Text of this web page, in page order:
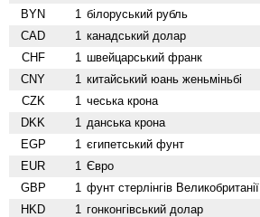
BYN 1 білоруський рубль
CAD 1 канадський долар
CHF 1 швейцарський франк
CNY 1 китайський юань женьмiньбi
CZK 1 чеська крона
DKK 1 данська крона
EGP 1 єгипетський фунт
EUR 1 Євро
GBP 1 фунт стерлінгів Велико­британії
HKD 1 гонконгівський долар